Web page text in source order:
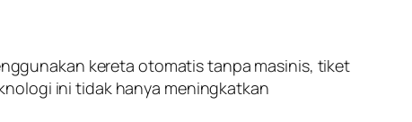
kereta otomatis tanpa masinis, tiket
ini tidak hanya meningkatkan